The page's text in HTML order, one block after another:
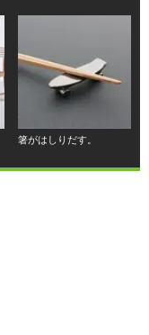
箸がはしりだす。